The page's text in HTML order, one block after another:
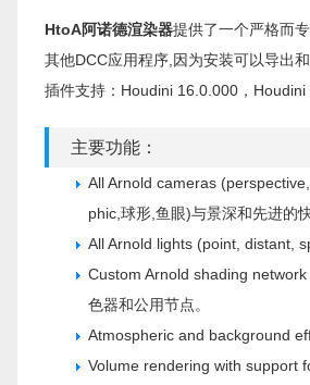
HtoA阿诺德渲染器提供了一个严格而
其他DCC应用程序,因为安装可以导出和
插件支持：Houdini 16.0.000，Houdini
主要功能：
All Arnold cameras
phic,球形,鱼眼)与景深和先进的
All Arnold lights (point, distant,
Custom Arnold shading
色器和公用节点。
Atmospheric and background
Volume rendering with support